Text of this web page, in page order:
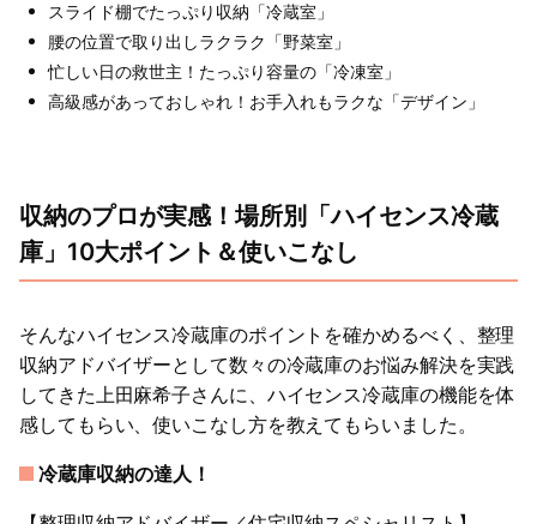
スライド棚でたっぷり収納「冷蔵室」
腰の位置で取り出しラクラク「野菜室」
忙しい日の救世主！たっぷり容量の「冷凍室」
高級感があっておしゃれ！お手入れもラクな「デザイン」
収納のプロが実感！場所別「ハイセンス冷蔵
庫」10大ポイント＆使いこなし
そんなハイセンス冷蔵庫のポイントを確かめるべく、整理
収納アドバイザーとして数々の冷蔵庫のお悩み解決を実践
してきた上田麻希子さんに、ハイセンス冷蔵庫の機能を体
感してもらい、使いこなし方を教えてもらいました。
冷蔵庫収納の達人！